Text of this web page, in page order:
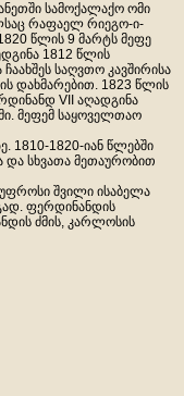
სამოქალაქო ომი
რაფაელ რიეგო-ი-
წლის 9 მარტს მეფე
1812 წლის
ჩაახშეს საღვთო კავშირისა
დახმარებით. 1823 წლის
VII აღადგინა
მეფემ საყოველთაო
1810-1820-იან წლებში
და სხვათა მეთაურობით
შვილი ისაბელა
ფერდინანდის
ძმის, კარლოსის